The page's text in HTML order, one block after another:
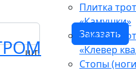
Плитка
«Камушки»
Плитка
«Клевер
Стопы
шт.
Заказать